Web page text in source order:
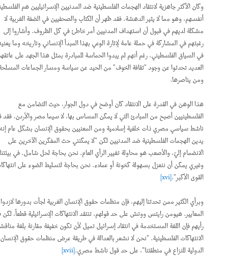
وكان الأكثر جاهزية لانتقاد الهجمات الفلسطينية ضد المدنيين الإسرائيليين هم الفلسطينيون
أنفسهم، وهو مما لا يثير الدهشة. فقد ظهر أن الكتاب والصحفيين في الضفة الغربية لا
مشكلة لديهم في قبول أن استهداف المدنيين أمر خاطئ في كل الظروف. وأشاروا إلى
رغبتهم في المشاركة في حملة عامة لإثارة الوعي بهذا المبدأ الإنساني وتاريخه وما يعنيه
في السياق الفلسطيني، رغم أنهم لم يبدوا الحماسة للمبادرة بمثل هذا الجهد على عاتقهم.
العديد تحدثوا عن وجود "ثقافة الخوف" من الحيد عن سياسة ومسار الجماعات المسلحة
ومن يناصرها.
هذا الوهن في القدرة على الانتقاد كان أوضح في دول الجوار، حيث التضامن مع
الفلسطينيين أصبح من المبادئ التي لا يمكن المساس بها، لا سيما مصر والأردن. فقد قال
ناشط سياسي مصري ذات خلفية إسلامية ومن المعنيين بحقوق الإنسان بشكل عام إنه
يدين الهجمات الفلسطينية ضد المدنيين لكن "لا يمكنني حث المفكرين الآخرين على
الانضمام إليّ، والأصعب هو محاولة تغيير الرأي العام. نحن بحاجة لحل شامل. في بيئتنا أنا
وغيري يمكن أن ننعزل بسهولة كخونة أو عملاء. نحن بحاجة لتسليط الضوء على انتهاكات
القوى الأكبر".[xvi]
وبرأي الكثير ممن تحدثنا إليهم، فإن منظمات حقوق الإنسان الغربية لجأت بدورها لازدواجية
المعايير. هيومن رايتس ووتش على حد قولهم، تنتقد الانتهاكات الإسرائيلية قطعاً، لكن في
رأيهم فإن اللغة المستخدمة في انتقاد إسرائيل تميل لأن تكون خفيفة مقارنة بلغة مناقشة
الانتهاكات الفلسطينية. "نحن لا نشعر بالعدالة في طريقة عرض منظمات حقوق الإنسان
الدولية للنزاع في منطقتنا"، على حد قول ناشط مصري.[xvii]